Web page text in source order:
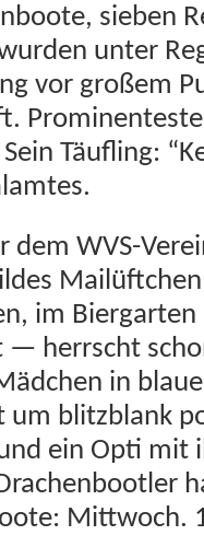
sieben
unter
vor großem
Täu­fling:
dem WVS-
im
— herrscht
in
blitzblank
ein Opti mit
Mittwoch.